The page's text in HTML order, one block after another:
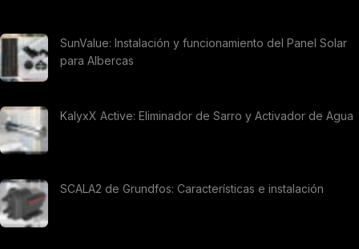
SunValue: Instalación y funcionamiento del Panel Solar
para Albercas
KalyxX Active: Eliminador de Sarro y Activador de Agua
SCALA2 de Grundfos: Características e instalación